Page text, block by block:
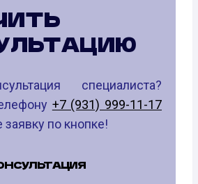
специалиста?
+7 (931) 999-11-17
заявку по кнопке!